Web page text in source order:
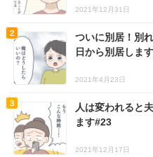
2021年12月31日
ついに別居！別
日から別居しま
2021年4月23日
人は変われると
ます#23
2021年12月17日